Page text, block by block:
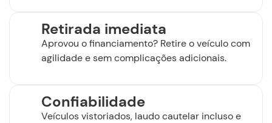
Retirada imediata
Aprovou o financiamento? Retire o veículo com
agilidade e sem complicações adicionais.
Confiabilidade
Veículos vistoriados, laudo cautelar incluso e